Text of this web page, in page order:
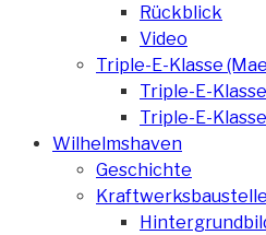
Rückblick
Video
Triple-E-Klasse
Triple-E-
Triple-E-
Wilhelmshaven
Geschichte
Kraftwerksbaustelle